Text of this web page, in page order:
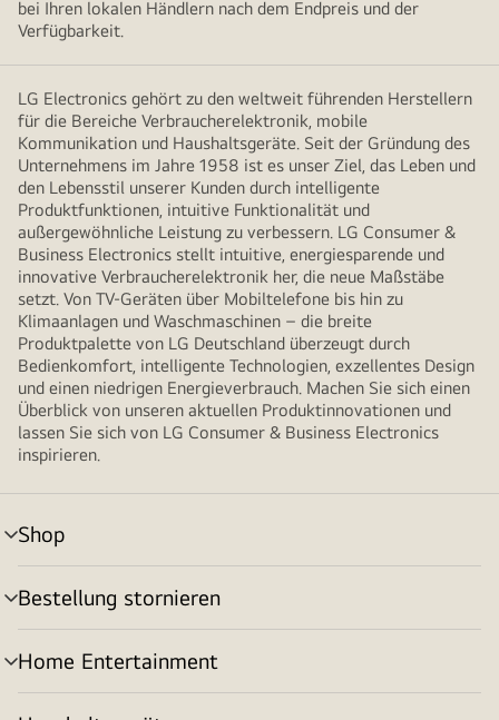
bei Ihren lokalen Händlern nach dem Endpreis und der
Verfügbarkeit.
LG Electronics gehört zu den weltweit führenden Herstellern
für die Bereiche Verbraucherelektronik, mobile
Kommunikation und Haushaltsgeräte. Seit der Gründung des
Unternehmens im Jahre 1958 ist es unser Ziel, das Leben und
den Lebensstil unserer Kunden durch intelligente
Produktfunktionen, intuitive Funktionalität und
außergewöhnliche Leistung zu verbessern. LG Consumer &
Business Electronics stellt intuitive, energiesparende und
innovative Verbraucherelektronik her, die neue Maßstäbe
setzt. Von TV-Geräten über Mobiltelefone bis hin zu
Klimaanlagen und Waschmaschinen – die breite
Produktpalette von LG Deutschland überzeugt durch
Bedienkomfort, intelligente Technologien, exzellentes Design
und einen niedrigen Energieverbrauch. Machen Sie sich einen
Überblick von unseren aktuellen Produktinnovationen und
lassen Sie sich von LG Consumer & Business Electronics
inspirieren.
Shop
Menü
umschalten
Bestellung stornieren
Menü
umschalten
Home Entertainment
Menü
umschalten